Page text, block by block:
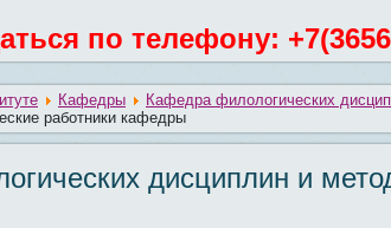
по телефону:
Кафедры
Кафедра филологических
работники кафедры
дисциплин и